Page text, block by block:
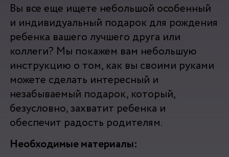
Вы все еще ищете небольшой особенный
и индивидуальный подарок для рождения
ребенка вашего лучшего друга или
коллеги? Мы покажем вам небольшую
инструкцию о том, как вы своими руками
можете сделать интересный и
незабываемый подарок, который,
безусловно, захватит ребенка и
обеспечит радость родителям.
Необходимые материалы: